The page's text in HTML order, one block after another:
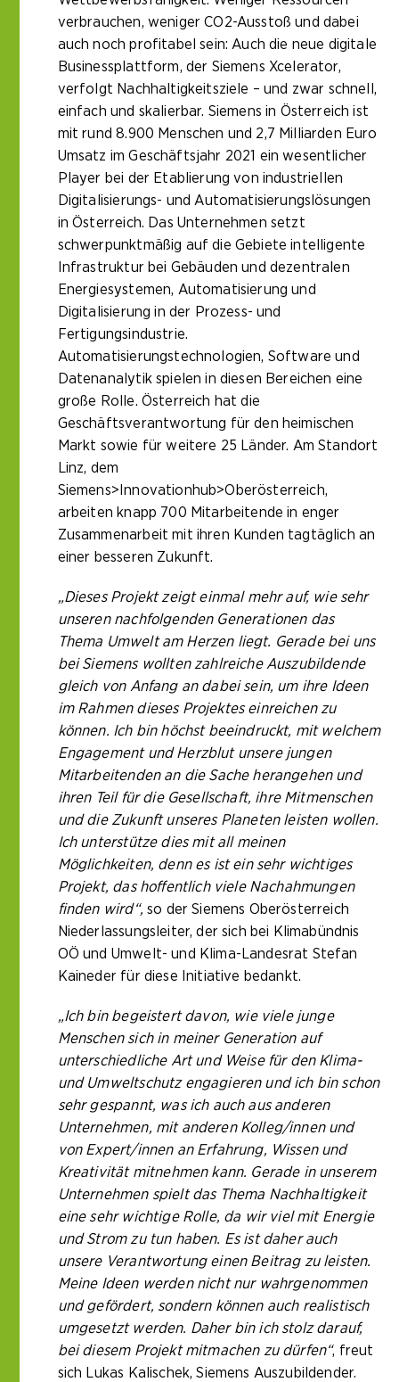
verbrauchen, weniger CO2-Ausstoß und dabei
auch noch profitabel sein: Auch die neue digitale
Businessplattform, der Siemens Xcelerator,
verfolgt Nachhaltigkeitsziele – und zwar schnell,
einfach und skalierbar. Siemens in Österreich ist
mit rund 8.900 Menschen und 2,7 Milliarden Euro
Umsatz im Geschäftsjahr 2021 ein wesentlicher
Player bei der Etablierung von industriellen
Digitalisierungs- und Automatisierungslösungen
in Österreich. Das Unternehmen setzt
schwerpunktmäßig auf die Gebiete intelligente
Infrastruktur bei Gebäuden und dezentralen
Energiesystemen, Automatisierung und
Digitalisierung in der Prozess- und
Fertigungsindustrie.
Automatisierungstechnologien, Software und
Datenanalytik spielen in diesen Bereichen eine
große Rolle. Österreich hat die
Geschäftsverantwortung für den heimischen
Markt sowie für weitere 25 Länder. Am Standort
Linz, dem
Siemens>Innovationhub>Oberösterreich,
arbeiten knapp 700 Mitarbeitende in enger
Zusammenarbeit mit ihren Kunden tagtäglich an
einer besseren Zukunft.
„Dieses Projekt zeigt einmal mehr auf, wie sehr
unseren nachfolgenden Generationen das
Thema Umwelt am Herzen liegt. Gerade bei uns
bei Siemens wollten zahlreiche Auszubildende
gleich von Anfang an dabei sein, um ihre Ideen
im Rahmen dieses Projektes einreichen zu
können. Ich bin höchst beeindruckt, mit welchem
Engagement und Herzblut unsere jungen
Mitarbeitenden an die Sache herangehen und
ihren Teil für die Gesellschaft, ihre Mitmenschen
und die Zukunft unseres Planeten leisten wollen.
Ich unterstütze dies mit all meinen
Möglichkeiten, denn es ist ein sehr wichtiges
Projekt, das hoffentlich viele Nachahmungen
finden wird“,so der Siemens Oberösterreich
Niederlassungsleiter, der sich bei Klimabündnis
OÖ und Umwelt- und Klima-Landesrat Stefan
Kaineder für diese Initiative bedankt.
„Ich bin begeistert davon, wie viele junge
Menschen sich in meiner Generation auf
unterschiedliche Art und Weise für den Klima-
und Umweltschutz engagieren und ich bin schon
sehr gespannt, was ich auch aus anderen
Unternehmen, mit anderen Kolleg/innen und
von Expert/innen an Erfahrung, Wissen und
Kreativität mitnehmen kann. Gerade in unserem
Unternehmen spielt das Thema Nachhaltigkeit
eine sehr wichtige Rolle, da wir viel mit Energie
und Strom zu tun haben. Es ist daher auch
unsere Verantwortung einen Beitrag zu leisten.
Meine Ideen werden nicht nur wahrgenommen
und gefördert, sondern können auch realistisch
umgesetzt werden. Daher bin ich stolz darauf,
bei diesem Projekt mitmachen zu dürfen“, freut
sich Lukas Kalischek, Siemens Auszubildender.